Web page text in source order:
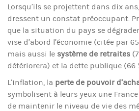
Lorsqu’ils se projettent dans dix
dressent un constat préoccupant.
que la situation du pays se
vise d’abord l’économie (citée par
mais aussi le système de retraites
détériorera) et la dette publique (66
L’inflation, la perte de pouvoir
symbolisent à leurs yeux une
de maintenir le niveau de vie des